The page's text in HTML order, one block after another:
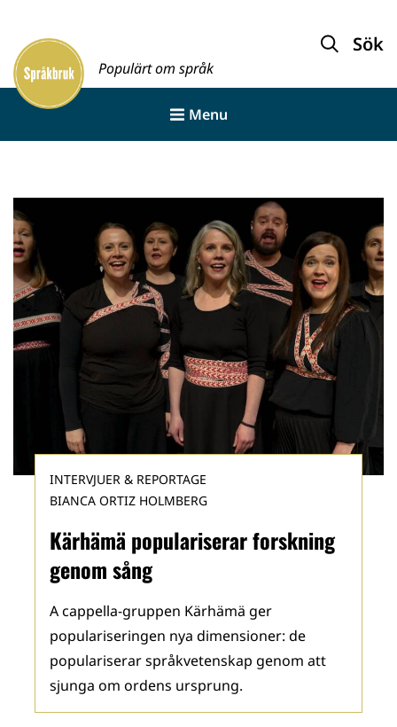
innehållet
Populärt om språk
Sök
Menu
Kärhämä populariserar forskning
genom sång
INTERVJUER & REPORTAGE
BIANCA ORTIZ HOLMBERG
A cappella-gruppen Kärhämä ger
populariseringen nya dimensioner: de
populariserar språkvetenskap genom att
sjunga om ordens ursprung.